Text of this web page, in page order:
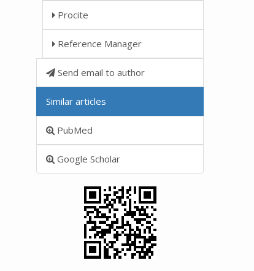
Procite
Reference Manager
Send email to author
Similar articles
PubMed
Google Scholar